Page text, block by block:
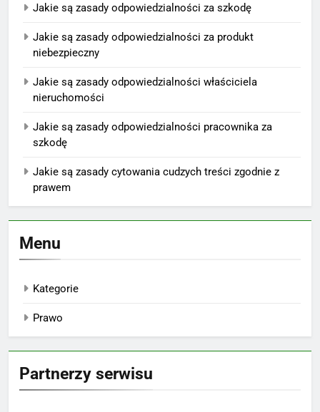
Jakie są zasady odpowiedzialności za szkodę
Jakie są zasady odpowiedzialności za produkt
niebezpieczny
Jakie są zasady odpowiedzialności właściciela
nieruchomości
Jakie są zasady odpowiedzialności pracownika za
szkodę
Jakie są zasady cytowania cudzych treści zgodnie z
prawem
Menu
Kategorie
Prawo
Partnerzy serwisu